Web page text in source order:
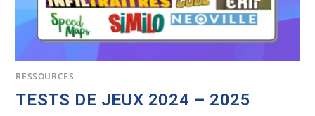
RESSOURCES
TESTS DE JEUX 2024 – 2025